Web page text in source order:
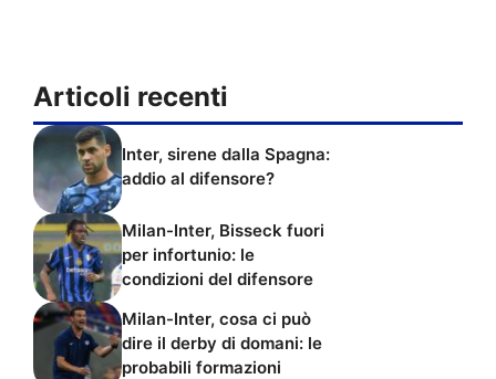
Articoli recenti
Inter, sirene dalla Spagna:
addio al difensore?
Milan-Inter, Bisseck fuori
per infortunio: le
condizioni del difensore
Milan-Inter, cosa ci può
dire il derby di domani: le
probabili formazioni